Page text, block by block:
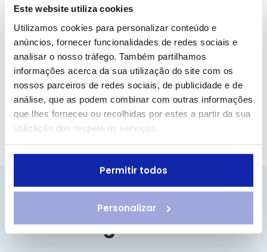
Este website utiliza cookies
Utilizamos cookies para personalizar conteúdo e
anúncios, fornecer funcionalidades de redes sociais e
analisar o nosso tráfego. Também partilhamos
informações acerca da sua utilização do site com os
nossos parceiros de redes sociais, de publicidade e de
análise, que as podem combinar com outras informações
que lhes forneceu ou recolhidas por estes a partir da sua
utilização dos respetivos serviços.
Permitir todos
Personalizar
Consultas Online Médico ao Domicílio
Junte-se à Rede Médica Agilcare
Quer ser prestador
Agilcare?